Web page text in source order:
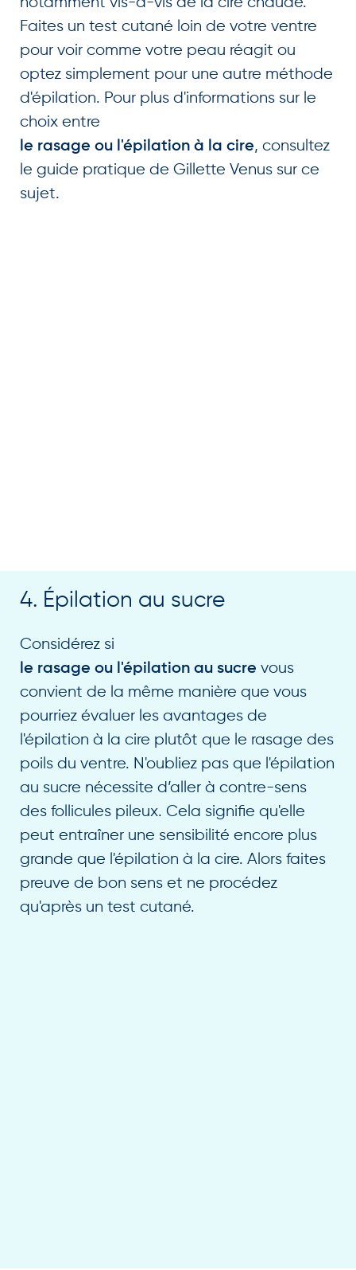
Faites un test cutané loin de votre ventre
pour voir comme votre peau réagit ou
optez simplement pour une autre méthode
d'épilation. Pour plus d'informations sur le
choix entre
le rasage ou l'épilation à la cire, consultez
le guide pratique de Gillette Venus sur ce
sujet.
4. Épilation au sucre
Considérez si
le rasage ou l'épilation au sucre vous
convient de la même manière que vous
pourriez évaluer les avantages de
l'épilation à la cire plutôt que le rasage des
poils du ventre. N'oubliez pas que l'épilation
au sucre nécessite d’aller à contre-sens
des follicules pileux. Cela signifie qu'elle
peut entraîner une sensibilité encore plus
grande que l'épilation à la cire. Alors faites
preuve de bon sens et ne procédez
qu'après un test cutané.